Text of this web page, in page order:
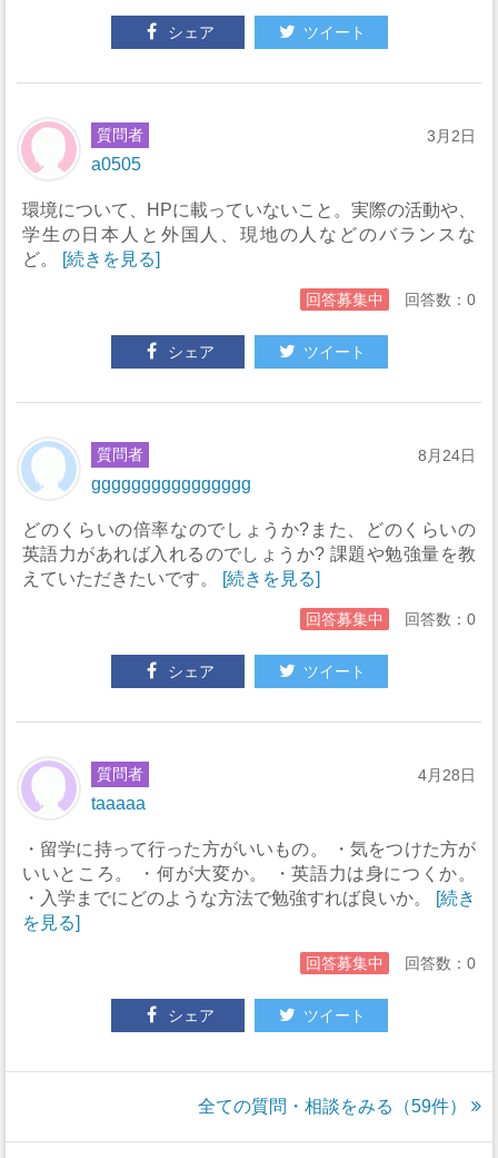
シェア ツイート
質問者
a0505
3月2日
環境について、HPに載っていないこと。実際の活動や、
学生の日本人と外国人、現地の人などのバランスな
ど。
[続きを見る]
回答募集中 回答数：0
シェア ツイート
質問者
gggggggggggggggg
8月24日
どのくらいの倍率なのでしょうか?また、どのくらいの
英語力があれば入れるのでしょうか? 課題や勉強量を教
えていただきたいです。
[続きを見る]
回答募集中 回答数：0
シェア ツイート
質問者
taaaaa
4月28日
・留学に持って行った方がいいもの。 ・気をつけた方が
いいところ。 ・何が大変か。 ・英語力は身につくか。
・入学までにどのような方法で勉強すれば良いか。
[続き
を見る]
回答募集中 回答数：0
シェア ツイート
全ての質問・相談をみる（59件）